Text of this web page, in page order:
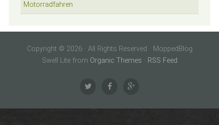
Motorradfahren
Copyright © 2026 · All Rights Reserved · MoppedBlog
Swell Lite from Organic Themes · RSS Feed